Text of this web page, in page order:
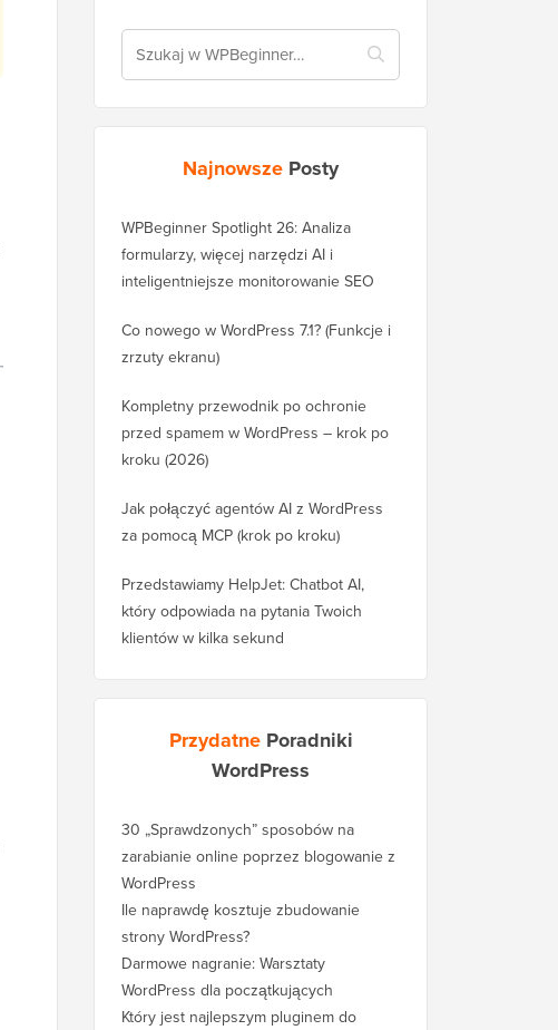
Najnowsze Posty
WPBeginner Spotlight 26: Analiza
formularzy, więcej narzędzi AI i
inteligentniejsze monitorowanie SEO
Co nowego w WordPress 7.1? (Funkcje i
zrzuty ekranu)
Kompletny przewodnik po ochronie
przed spamem w WordPress – krok po
kroku (2026)
Jak połączyć agentów AI z WordPress
za pomocą MCP (krok po kroku)
Przedstawiamy HelpJet: Chatbot AI,
który odpowiada na pytania Twoich
klientów w kilka sekund
Przydatne Poradniki
WordPress
30 „Sprawdzonych” sposobów na
zarabianie online poprzez blogowanie z
WordPress
Ile naprawdę kosztuje zbudowanie
strony WordPress?
Darmowe nagranie: Warsztaty
WordPress dla początkujących
Który jest najlepszym pluginem do